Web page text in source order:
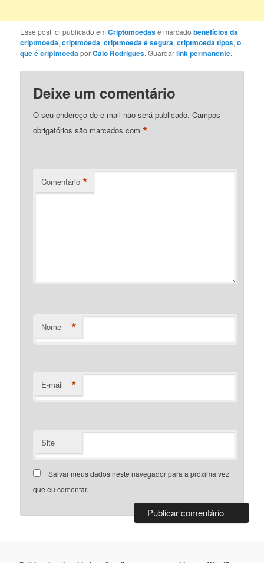
Esse post foi publicado emCriptomoedase marcadobenefícios da
criptmoeda,criptmoeda,criptmoeda é segura,criptmoeda tipos,o
que é criptmoedaporCaio Rodrigues. Guardarlink permanente.
Deixe um comentário
O seu endereço de e-mail não será publicado. Campos
obrigatórios são marcados com*
Comentário *
Nome *
E-mail *
Site
Salvar meus dados neste navegador para a próxima vez
que eu comentar.